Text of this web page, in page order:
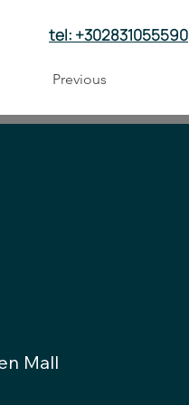
tel: +302831055590
Previous
Mall